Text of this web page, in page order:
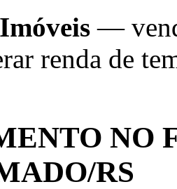
—
renda de
NO
RS